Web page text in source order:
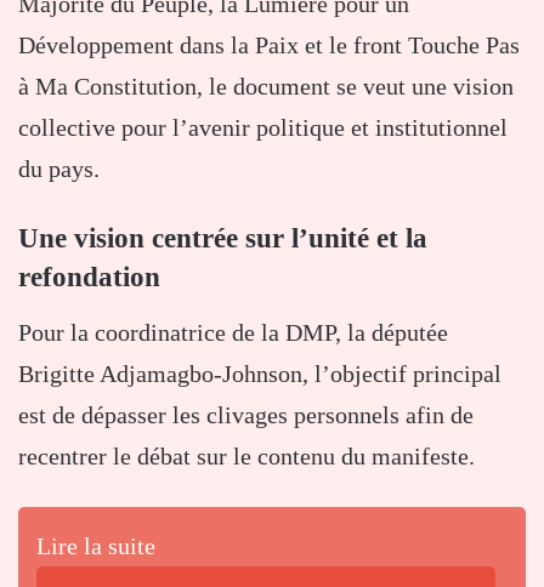
Développement dans la Paix et le front Touche Pas
à Ma Constitution, le document se veut une vision
collective pour l’avenir politique et institutionnel
du pays.
Une vision centrée sur l’unité et la
refondation
Pour la coordinatrice de la DMP, la députée
Brigitte Adjamagbo-Johnson, l’objectif principal
est de dépasser les clivages personnels afin de
recentrer le débat sur le contenu du manifeste.
Lire la suite